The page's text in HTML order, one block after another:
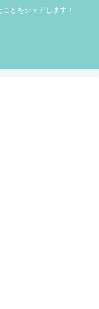
とをシェアします！